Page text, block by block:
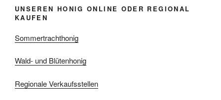
UNSEREN HONIG ONLINE ODER REGIONAL
KAUFEN
Sommertrachthonig
Wald- und Blütenhonig
Regionale Verkaufsstellen